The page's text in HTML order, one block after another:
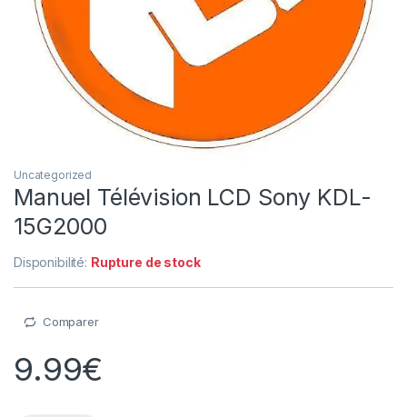
Uncategorized
Manuel Télévision LCD Sony KDL-
15G2000
Disponibilité: Rupture de stock
Comparer
9.99€